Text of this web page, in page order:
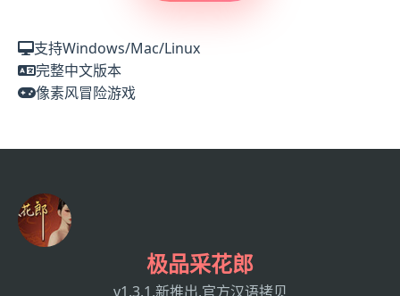
支持Windows/Mac/Linux
完整中文版本
像素风冒险游戏
极品采花郎
v1.3.1,新推出,官方汉语拷贝